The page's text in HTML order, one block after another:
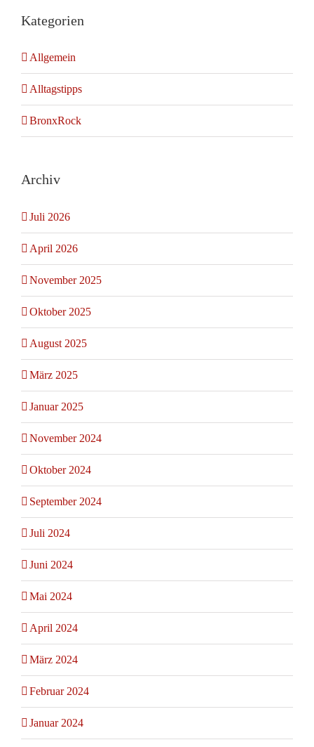
Kategorien
Allgemein
Alltagstipps
BronxRock
Archiv
Juli 2026
April 2026
November 2025
Oktober 2025
August 2025
März 2025
Januar 2025
November 2024
Oktober 2024
September 2024
Juli 2024
Juni 2024
Mai 2024
April 2024
März 2024
Februar 2024
Januar 2024